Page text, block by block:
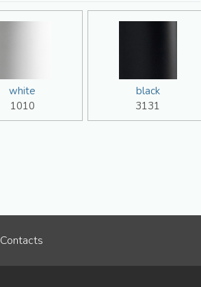
white
1010
black
3131
Contacts